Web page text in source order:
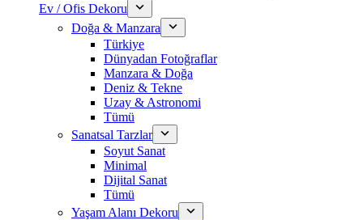
Ev / Ofis Dekoru
Doğa & Manzara
Türkiye
Dünyadan Fotoğraflar
Manzara & Doğa
Deniz & Tekne
Uzay & Astronomi
Tümü
Sanatsal Tarzlar
Soyut Sanat
Minimal
Dijital Sanat
Tümü
Yaşam Alanı Dekoru